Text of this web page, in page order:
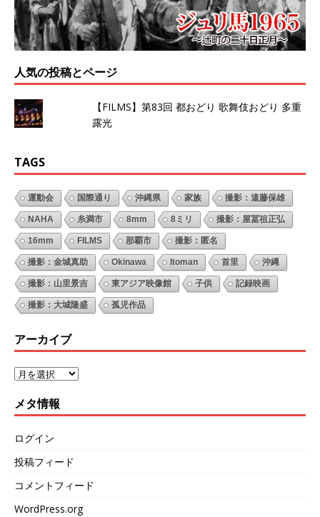
人気の投稿とページ
【FILMS】第83回 都おどり 歌舞伎おどり 多重
露光
TAGS
運動会 国際通り 沖縄県 家族 撮影：遠藤保雄
NAHA 糸満市 8mm 8ミリ 撮影：屋冨祖正弘
16mm FILMS 那覇市 撮影：匿名
撮影：金城真助 Okinawa Itoman 首里 沖縄
撮影：山里景吉 東アジア映像館 子供 記録映画
撮影：大城隆盛 孤児作品
アーカイブ
メタ情報
ログイン
投稿フィード
コメントフィード
WordPress.org